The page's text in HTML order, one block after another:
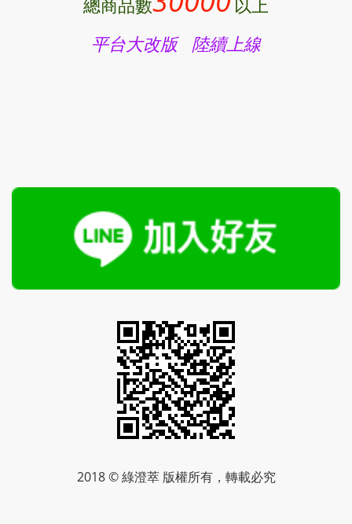
平台大改版 陸續上線
2018 © 綠澄萃 版權所有，轉載必究